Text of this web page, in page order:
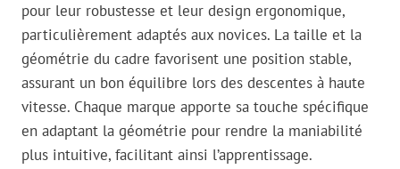
pour leur robustesse et leur design ergonomique,
particulièrement adaptés aux novices. La taille et la
géométrie du cadre favorisent une position stable,
assurant un bon équilibre lors des descentes à haute
vitesse. Chaque marque apporte sa touche spécifique
en adaptant la géométrie pour rendre la maniabilité
plus intuitive, facilitant ainsi l’apprentissage.